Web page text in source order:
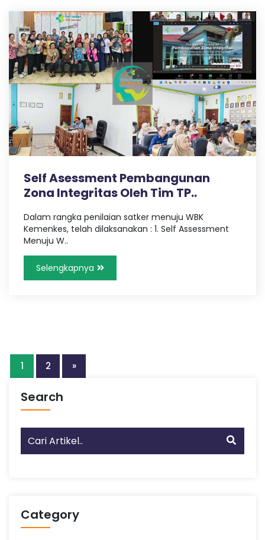
Self Asessment Pembangunan
Zona Integritas Oleh Tim TP..
Dalam rangka penilaian satker menuju WBK
Kemenkes, telah dilaksanakan : 1. Self Assessment
Menuju W..
Selengkapnya
1 2 »
Search
Category